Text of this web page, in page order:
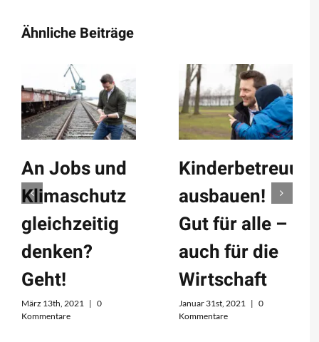
Ähnliche Beiträge
An Jobs und
Klimaschutz
gleichzeitig
denken?
Geht!
März 13th, 2021 | 0
Kommentare
ausbauen!
Gut für alle –
auch für die
Wirtschaft
Januar 31st, 2021 | 0
Kommentare